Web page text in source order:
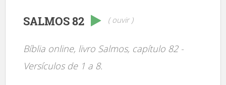
SALMOS 82 ( ouvir )
Bíblia online, livro Salmos, capítulo 82 -
Versículos de 1 a 8.